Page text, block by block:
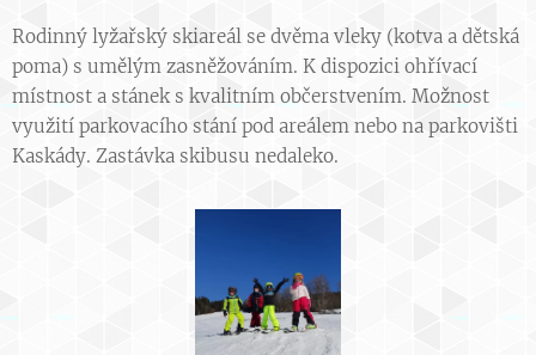
Rodinný lyžařský skiareál se dvěma vleky (kotva a dětská
poma) s umělým zasněžováním. K dispozici ohřívací
místnost a stánek s kvalitním občerstvením. Možnost
využití parkovacího stání pod areálem nebo na parkovišti
Kaskády. Zastávka skibusu nedaleko.